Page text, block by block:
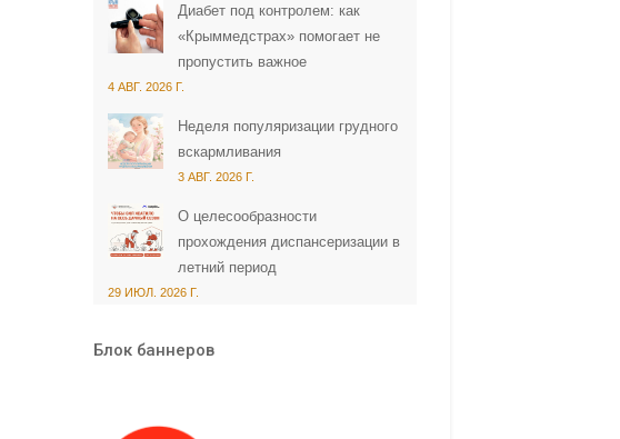
Диабет под контролем: как
«Крыммедстрах» помогает не
пропустить важное
4 АВГ. 2026 Г.
Неделя популяризации грудного
вскармливания
3 АВГ. 2026 Г.
О целесообразности
прохождения диспансеризации в
летний период
29 ИЮЛ. 2026 Г.
Блок баннеров